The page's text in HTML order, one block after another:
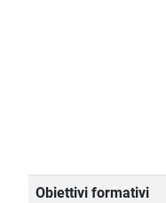
Obiettivi formativi